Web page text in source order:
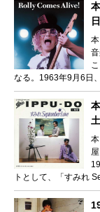
なる。1963年9月6日
トとして、「すみれ